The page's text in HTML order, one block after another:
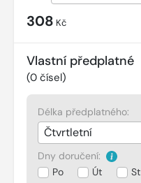
308 Kč
Vlastní předplatné
(0 čísel)
Délka předplatného:
Dny doručení:
Po
Út St